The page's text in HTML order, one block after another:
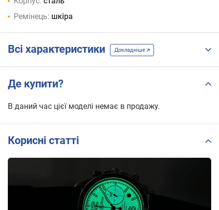
Ремінець: шкіра
Всі характеристики Докладніше
Де купити?
В даний час цієї моделі немає в продажу.
Корисні статті